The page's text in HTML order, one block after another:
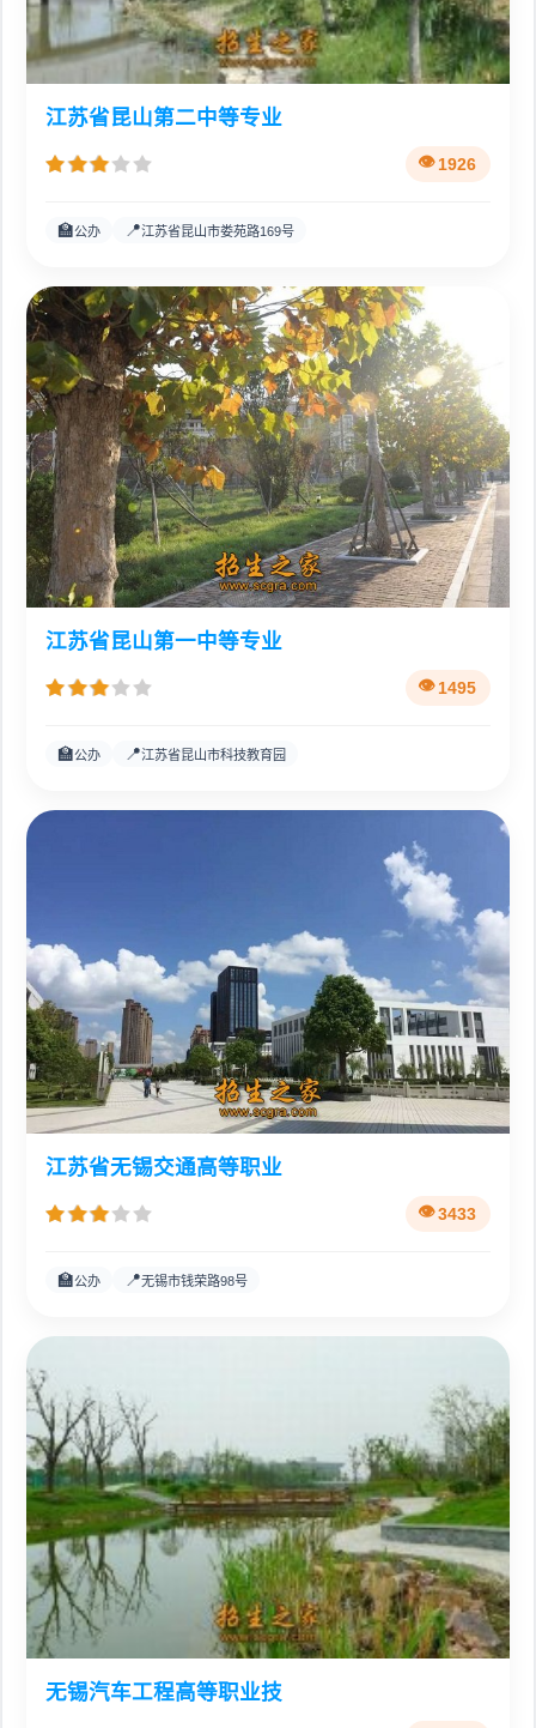
江苏省昆山第二中等专业
1926
🏫公办 📍江苏省昆山市娄苑路169号
江苏省昆山第一中等专业
1495
🏫公办 📍江苏省昆山市科技教育园
江苏省无锡交通高等职业
3433
🏫公办 📍无锡市钱荣路98号
无锡汽车工程高等职业技